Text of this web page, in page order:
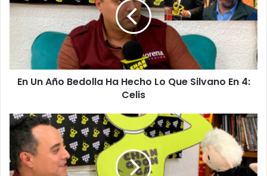
Bedolla
Hecho
Silvano
EnEn Un Año Bedolla Ha Hecho Lo Que Silvano En 4:
Celis
Asegura
MORENA
Que
El
2023